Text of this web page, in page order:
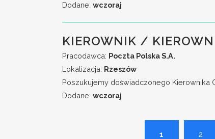
Dodane: wczoraj
KIEROWNIK /
Pracodawca: Poczta Polska S.A.
Lokalizacja: Rzeszów
Poszukujemy doświadczonego Kierownika
Dodane: wczoraj
1 2